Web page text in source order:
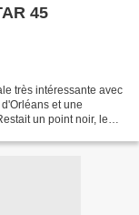
45
très intéressante avec
et une
un point noir, le